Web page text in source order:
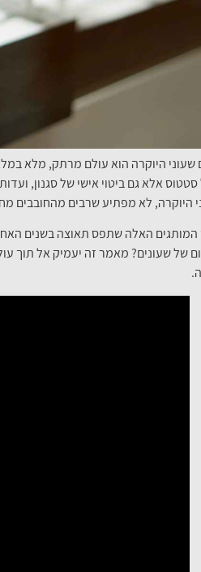
שעוני היוקרה הוא עולם מרתק, מלא
אלא גם ביטוי אישי של סגנון,
היוקרה, לא מפתיע שרבים מהחובבים
האלה שתפס תאוצה בשנים
של שעונים? מאמר זה יעמיק אל תוך